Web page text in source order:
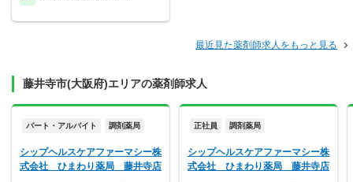
最近見た薬剤師求人をもっと見る
藤井寺市(大阪府)エリアの薬剤師求人
パート・アルバイト 調剤薬局
シップヘルスケアファーマシー株
式会社 ひまわり薬局 藤井寺店
正社員 調剤薬局
シップヘルスケアファーマシー株
式会社 ひまわり薬局 藤井寺店